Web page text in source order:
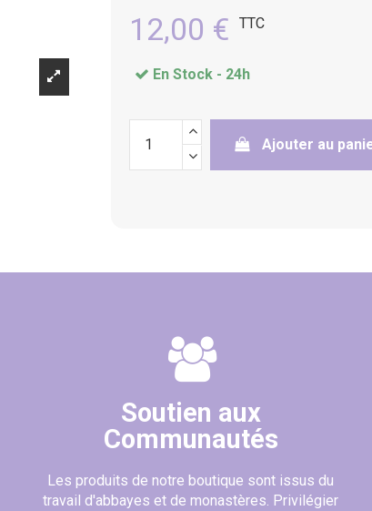
12,00 € TTC
En Stock - 24h
Ajouter au
Soutien aux
Communautés
Les produits de notre boutique sont issus du
travail d'abbayes et de monastères. Privilégier